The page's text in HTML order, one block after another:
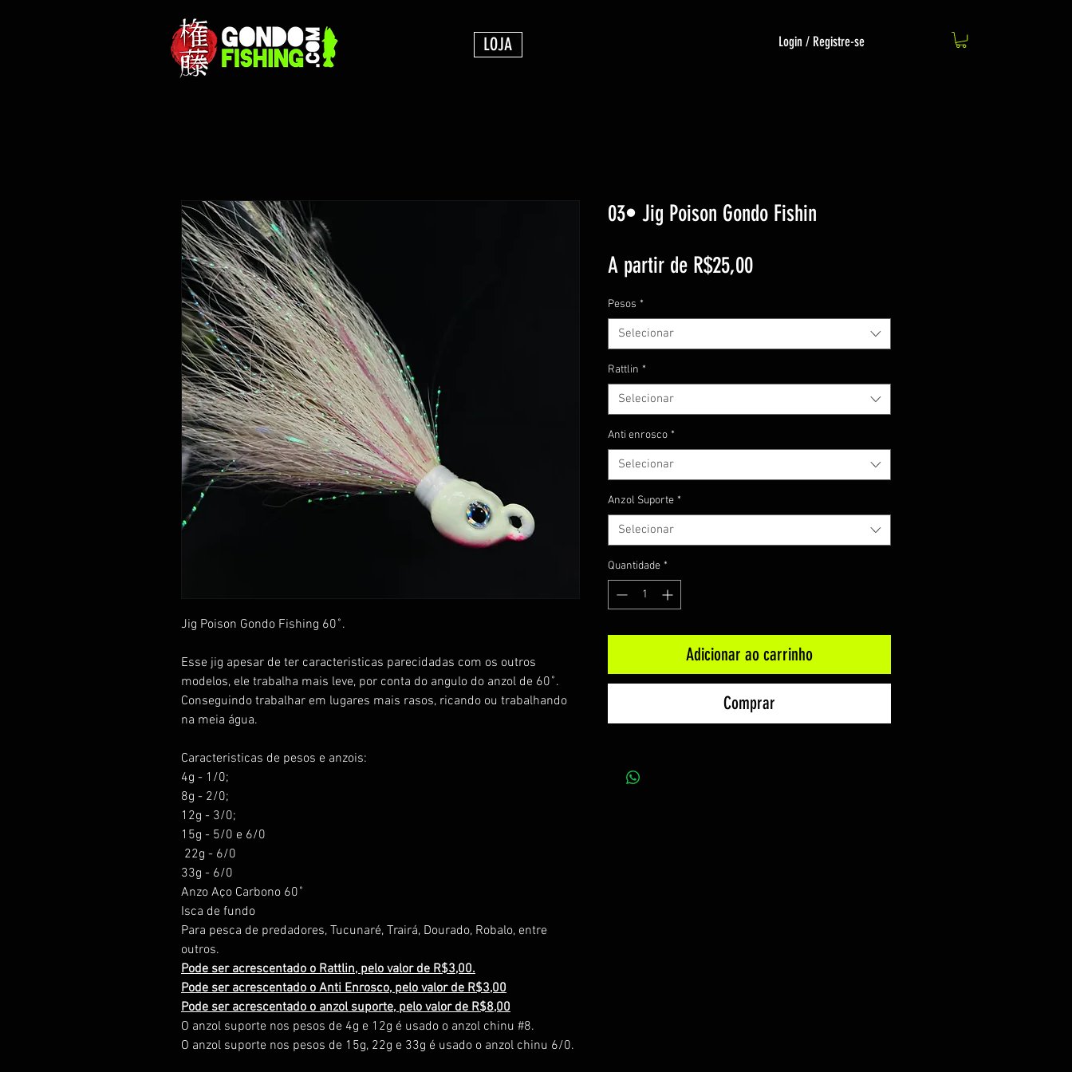
LOJA Login / Registre-se
Jig Poison Gondo Fishing 60˚.
Esse jig apesar de ter caracteristicas parecidadas com os outros
modelos, ele trabalha mais leve, por conta do angulo do anzol de 60˚.
Conseguindo trabalhar em lugares mais rasos, ricando ou trabalhando
na meia água.
Caracteristicas de pesos e anzois:
4g - 1/0;
8g - 2/0;
12g - 3/0;
15g - 5/0 e 6/0
22g - 6/0
33g - 6/0
Anzo Aço Carbono 60˚
Isca de fundo
Para pesca de predadores, Tucunaré, Trairá, Dourado, Robalo, entre
outros.
Pode ser acrescentado o Rattlin, pelo valor de R$3,00.
Pode ser acrescentado o Anti Enrosco, pelo valor de R$3,00
Pode ser acrescentado o anzol suporte, pelo valor de R$8,00
O anzol suporte nos pesos de 4g e 12g é usado o anzol chinu #8.
O anzol suporte nos pesos de 15g, 22g e 33g é usado o anzol chinu 6/0.
03• Jig Poison Gondo Fishin
A partir de R$25,00Preço
Pesos *
Selecionar
Rattlin *
Selecionar
Anti enrosco *
Selecionar
Anzol Suporte *
Selecionar
Quantidade *
Adicionar ao carrinho
Comprar